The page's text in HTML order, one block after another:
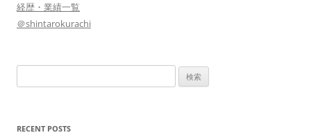
経歴・業績一覧
＠shintarokurachi
索:
RECENT POSTS